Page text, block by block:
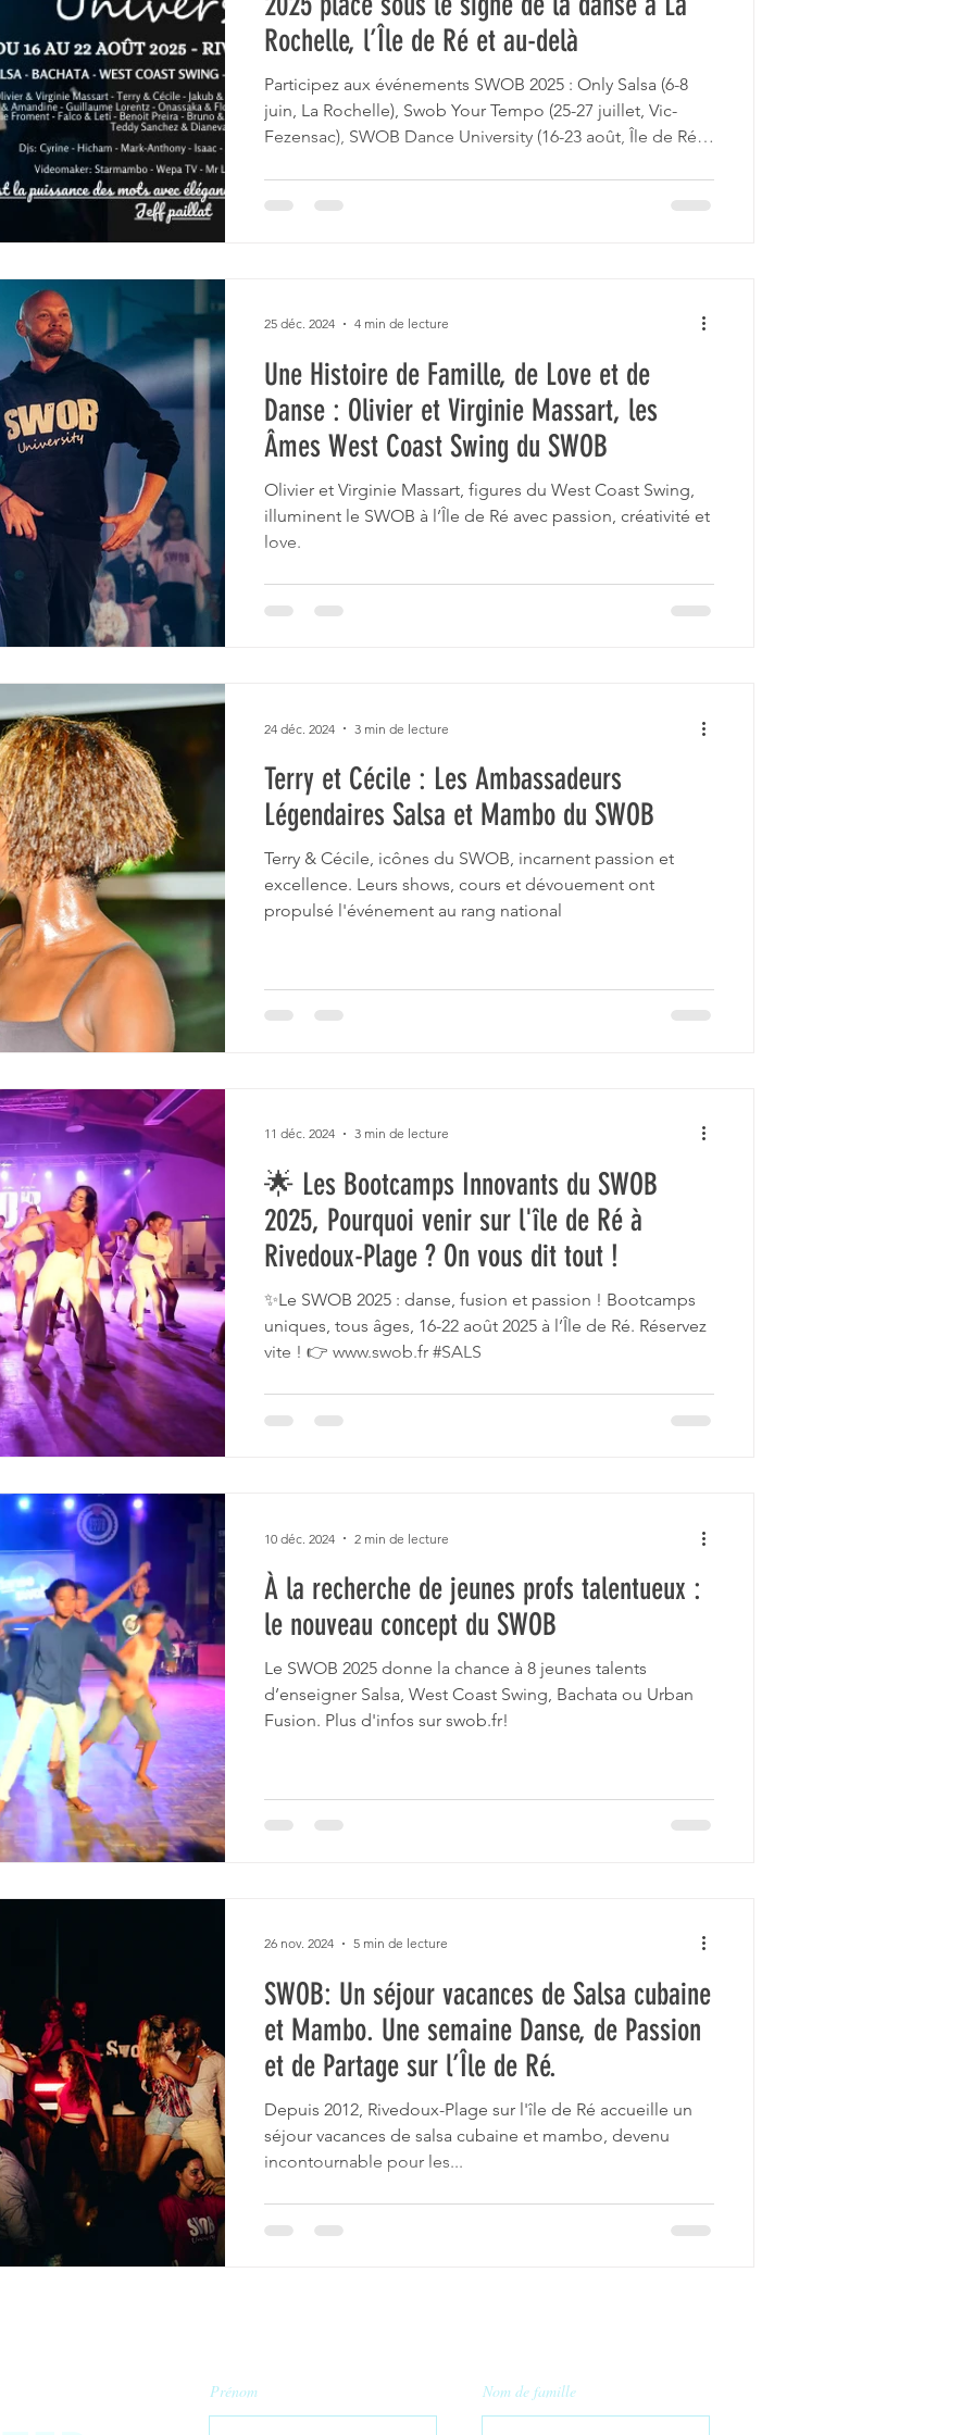
stage intensif de danse
Rochelle, l’Île de Ré et au-delà
Participez aux événements SWOB 2025 : Only Salsa (6-8
juin, La Rochelle), Swob Your Tempo (25-27 juillet, Vic-
Fezensac), SWOB Dance University (16-23 août, Île de Ré),
bachata, West Coast Swing, hip-hop. Infos et inscriptions
Une Histoire de Famille, de Love et de
Danse : Olivier et Virginie Massart, les
Âmes West Coast Swing du SWOB
Olivier et Virginie Massart, figures du West Coast Swing,
illuminent le SWOB à l’Île de Ré avec passion, créativité et
love.
25 déc. 2024 4 min de lecture
Terry et Cécile : Les Ambassadeurs
Légendaires Salsa et Mambo du SWOB
Terry & Cécile, icônes du SWOB, incarnent passion et
excellence. Leurs shows, cours et dévouement ont
propulsé l'événement au rang national
24 déc. 2024 3 min de lecture
🌟 Les Bootcamps Innovants du SWOB
2025, Pourquoi venir sur l'île de Ré à
Rivedoux-Plage ? On vous dit tout !
✨Le SWOB 2025 : danse, fusion et passion ! Bootcamps
uniques, tous âges, 16-22 août 2025 à l’Île de Ré. Réservez
vite ! 👉 www.swob.fr #SALS
11 déc. 2024 3 min de lecture
À la recherche de jeunes profs talentueux :
le nouveau concept du SWOB
Le SWOB 2025 donne la chance à 8 jeunes talents
d’enseigner Salsa, West Coast Swing, Bachata ou Urban
Fusion. Plus d'infos sur swob.fr!
10 déc. 2024 2 min de lecture
SWOB: Un séjour vacances de Salsa cubaine
et Mambo. Une semaine Danse, de Passion
et de Partage sur l’Île de Ré.
Depuis 2012, Rivedoux-Plage sur l'île de Ré accueille un
séjour vacances de salsa cubaine et mambo, devenu
incontournable pour les...
26 nov. 2024 5 min de lecture
Prénom Nom de famille